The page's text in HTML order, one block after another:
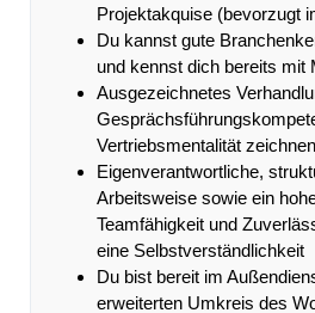
Projektakquise (bevorzugt
Du kannst gute
und kennst dich bereits mit
Ausgezeichnetes
Vertriebsmentalität
Eigenverantwortliche,
Arbeitsweise sowie ein
Teamfähigkeit und
eine Selbstverständlichkeit
Du bist bereit im
erweiterten Umkreis des